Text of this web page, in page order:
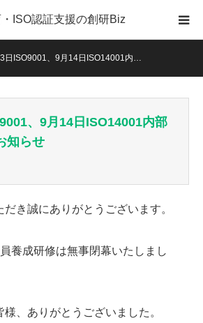
ISO認証支援の創研Biz
日ISO9001、9月14日ISO14001内…
、9月14日ISO14001内部
知らせ
き誠にありがとうございます。
養成研修は無事閉幕いたしまし
、ありがとうございました。